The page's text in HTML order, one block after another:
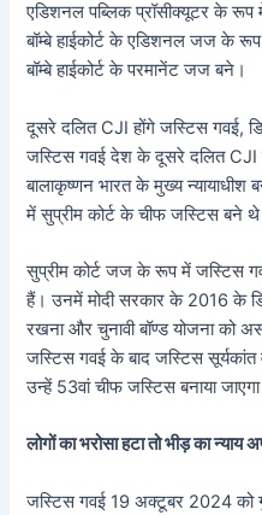
एडिशनल पब्लिक प्रॉसीक्यूटर के
बॉम्बे हाईकोर्ट के एडिशनल जज के
बॉम्बे हाईकोर्ट के परमानेंट जज बने।
दूसरे दलित CJI होंगे जस्टिस गवई,
जस्टिस गवई देश के दूसरे दलित
बालाकृष्णन भारत के मुख्य
में सुप्रीम कोर्ट के चीफ जस्टिस बने
सुप्रीम कोर्ट जज के रूप में जस्टिस
हैं। उनमें मोदी सरकार के 2016 के
रखना और चुनावी बॉण्ड योजना को
जस्टिस गवई के बाद जस्टिस सूर्यकांत
उन्हें 53वां चीफ जस्टिस बनाया
लोगों का भरोसा हटा तो भीड़ का
जस्टिस गवई 19 अक्टूबर 2024 को